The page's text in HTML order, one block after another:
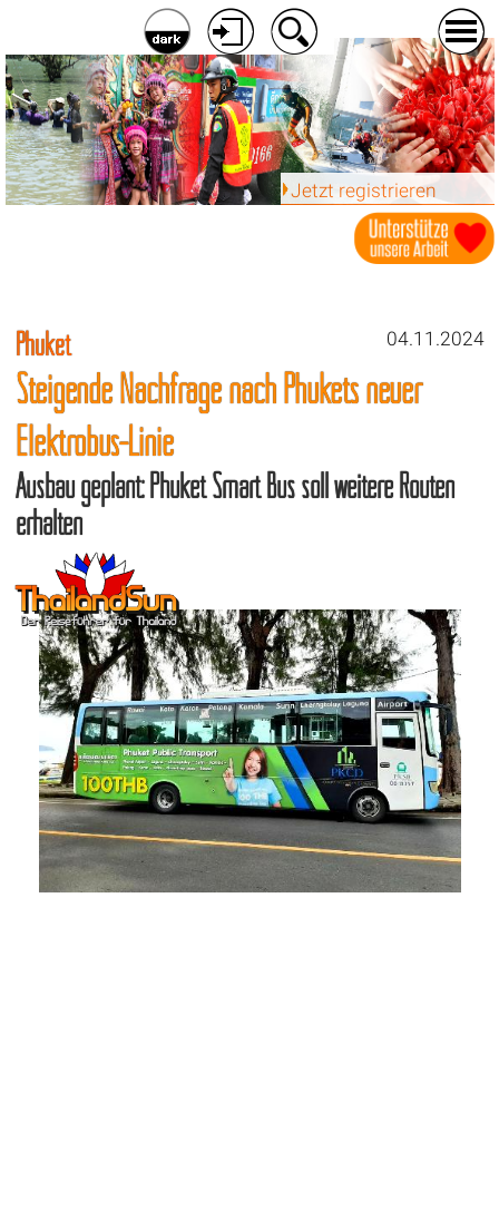
Jetzt registrieren
04.11.2024
Phuket
Steigende Nachfrage nach Phukets neuer
Elektrobus-Linie
Ausbau geplant: Phuket Smart Bus soll weitere Routen
erhalten